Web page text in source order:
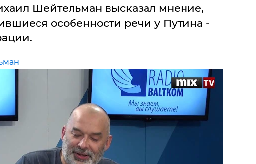
Шейтельман высказал мнение,
особенности речи у Путина -